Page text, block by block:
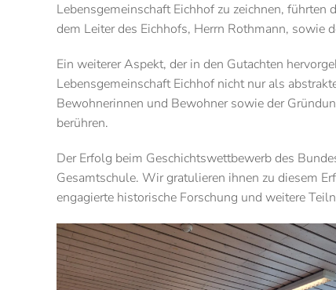
Lebensgemeinschaft Eichhof zu zeichnen,
dem Leiter des Eichhofs, Herrn Rothmann, sowie
Ein weiterer Aspekt, der in den Gutachten
Lebensgemeinschaft Eichhof nicht nur als
Bewohnerinnen und Bewohner sowie der
berühren.
Der Erfolg beim Geschichtswettbewerb des
Gesamtschule. Wir gratulieren ihnen zu diesem
engagierte historische Forschung und weitere